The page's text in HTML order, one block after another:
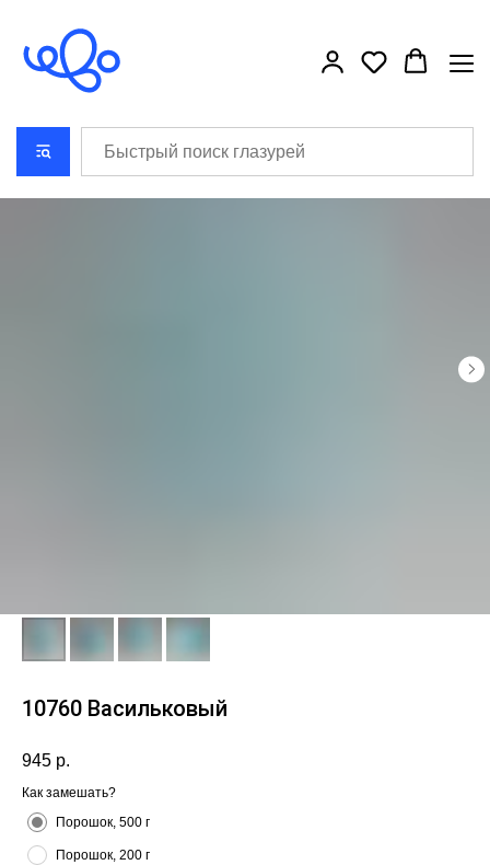
10760 Васильковый
945 р.
Как замешать?
Порошок, 500 г
Порошок, 200 г